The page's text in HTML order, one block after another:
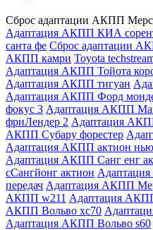
Сброс адаптации АКПП
Адаптация АКПП КИА
санта фе Сброс адаптации
АКПП камри Toyota
Адаптация АКПП Тойота
Адаптация АКПП тигуан
Адаптация АКПП Форд
фокус 3 Адаптация АКПП
фриЛендер 2 Адаптация
АКПП Субару форестер
Адаптация АКПП актион нью
Адаптация АКПП Санг енг
сСангйонг актион Адаптация
передач Адаптация АКПП
АКПП w211 Адаптация
АКПП Вольво хс70
Адаптация АКПП Вольво s60